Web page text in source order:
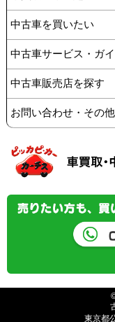
中古車を買いたい
中古車サービス・ガ
中古車販売店を探す
お問い合わせ・その他
東京都